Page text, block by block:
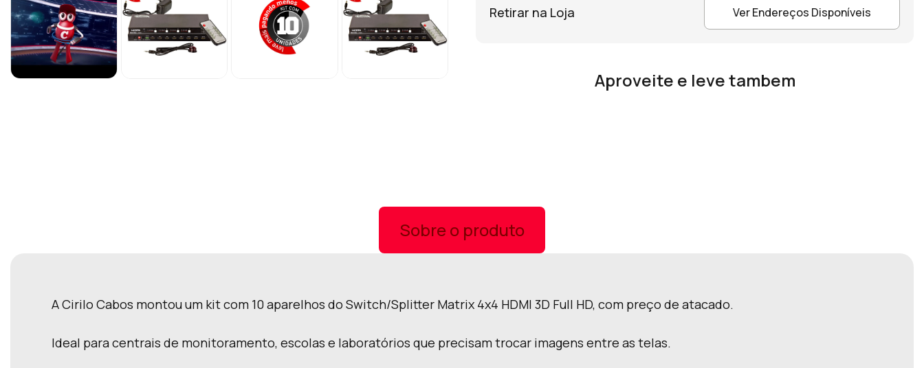
Retirar na Loja Ver Endereços Disponíveis
Aproveite e leve tambem
Sobre o produto
A Cirilo Cabos montou um kit com 10 aparelhos do Switch/Splitter Matrix 4x4 HDMI 3D Full HD, com preço de atacado.
Ideal para centrais de monitoramento, escolas e laboratórios que precisam trocar imagens entre as telas.